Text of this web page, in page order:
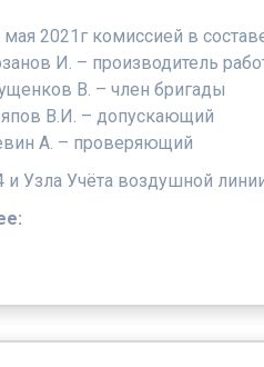
мая 2021г комиссией в
И. – производитель
В. – член бригады
В.И. – допускающий
А. – проверяющий
Узла Учёта воздушной